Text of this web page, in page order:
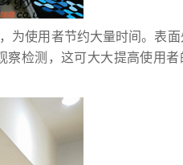
为使用者节约大量时间。表
察检测，这可大大提高使用者